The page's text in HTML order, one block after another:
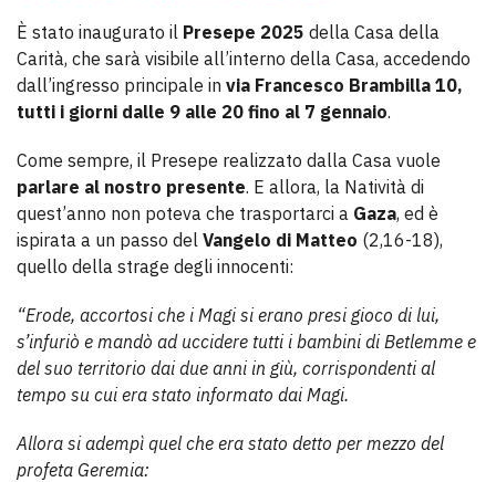
È stato inaugurato il Presepe 2025 della Casa della
Carità, che sarà visibile all’interno della Casa, accedendo
dall’ingresso principale in via Francesco Brambilla 10,
tutti i giorni dalle 9 alle 20 fino al 7 gennaio.
Come sempre, il Presepe realizzato dalla Casa vuole
parlare al nostro presente. E allora, la Natività di
quest’anno non poteva che trasportarci a Gaza, ed è
ispirata a un passo del Vangelo di Matteo (2,16-18),
quello della strage degli innocenti:
“Erode, accortosi che i Magi si erano presi gioco di lui,
s’infuriò e mandò ad uccidere tutti i bambini di Betlemme e
del suo territorio dai due anni in giù, corrispondenti al
tempo su cui era stato informato dai Magi.
Allora si adempì quel che era stato detto per mezzo del
profeta Geremia: